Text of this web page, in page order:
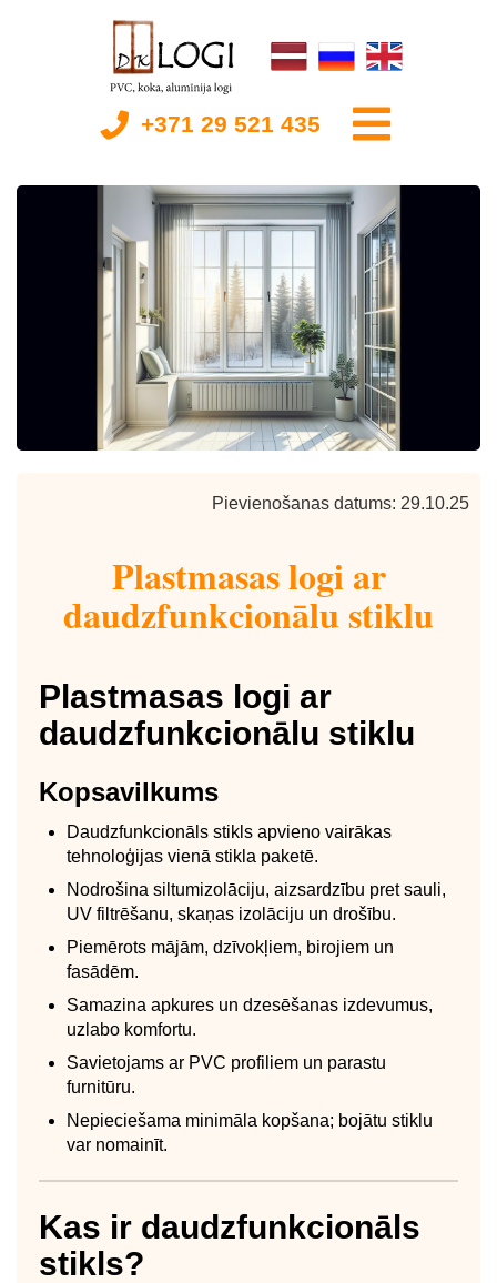
+371 29 521 435
Pievienošanas datums: 29.10.25
Plastmasas logi ar
daudzfunkcionālu stiklu
Plastmasas logi ar
daudzfunkcionālu stiklu
Kopsavilkums
Daudzfunkcionāls stikls apvieno vairākas
tehnoloģijas vienā stikla paketē.
Nodrošina siltumizolāciju, aizsardzību pret sauli,
UV filtrēšanu, skaņas izolāciju un drošību.
Piemērots mājām, dzīvokļiem, birojiem un
fasādēm.
Samazina apkures un dzesēšanas izdevumus,
uzlabo komfortu.
Savietojams ar PVC profiliem un parastu
furnitūru.
Nepieciešama minimāla kopšana; bojātu stiklu
var nomainīt.
Kas ir daudzfunkcionāls
stikls?